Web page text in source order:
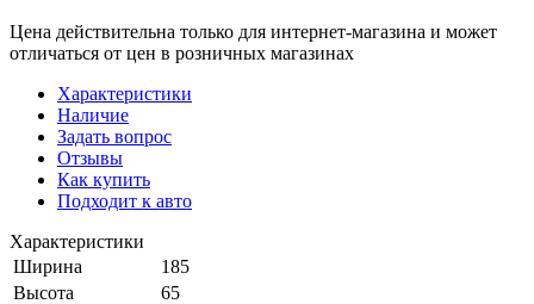
Цена действительна только для интернет-магазина и может
отличаться от цен в розничных магазинах
Характеристики
Наличие
Задать вопрос
Отзывы
Как купить
Подходит к авто
Характеристики
Ширина
185
Высота
65